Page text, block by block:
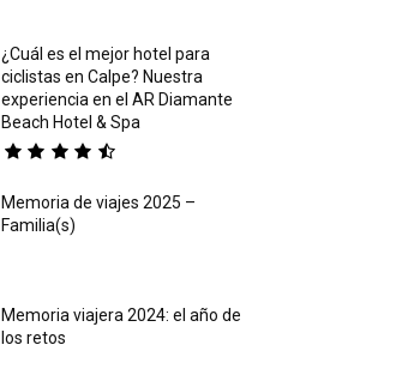
¿Cuál es el mejor hotel para
ciclistas en Calpe? Nuestra
experiencia en el AR Diamante
Beach Hotel & Spa
Memoria de viajes 2025 –
Familia(s)
Memoria viajera 2024: el año de
los retos